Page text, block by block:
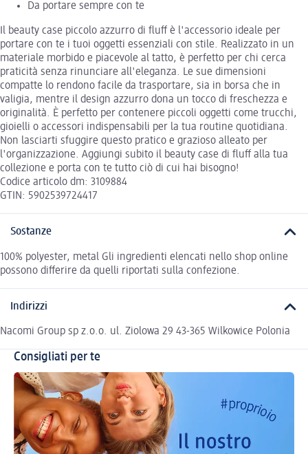
Da portare sempre con te
Il beauty case piccolo azzurro di fluff è l'accessorio ideale per
portare con te i tuoi oggetti essenziali con stile. Realizzato in un
materiale morbido e piacevole al tatto, è perfetto per chi cerca
praticità senza rinunciare all'eleganza. Le sue dimensioni
compatte lo rendono facile da trasportare, sia in borsa che in
valigia, mentre il design azzurro dona un tocco di freschezza e
originalità. È perfetto per contenere piccoli oggetti come trucchi,
gioielli o accessori indispensabili per la tua routine quotidiana.
Non lasciarti sfuggire questo pratico e grazioso alleato per
l'organizzazione. Aggiungi subito il beauty case di fluff alla tua
collezione e porta con te tutto ciò di cui hai bisogno!
Codice articolo dm: 3109884
GTIN: 5902539724417
Sostanze
100% polyester, metal Gli ingredienti elencati nello shop online
possono differire da quelli riportati sulla confezione.
Indirizzi
Nacomi Group sp z.o.o. ul. Ziolowa 29 43-365 Wilkowice Polonia
Consigliati per te